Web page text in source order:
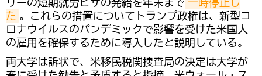
た 。これらの措置についてトランプ政権は、新型コ
ロナウイルスのパンデミックで影響を受けた米国人
の雇用を確保するために導入したと説明している。
両大学は訴状で、米移民税関捜査局の決定は大学が